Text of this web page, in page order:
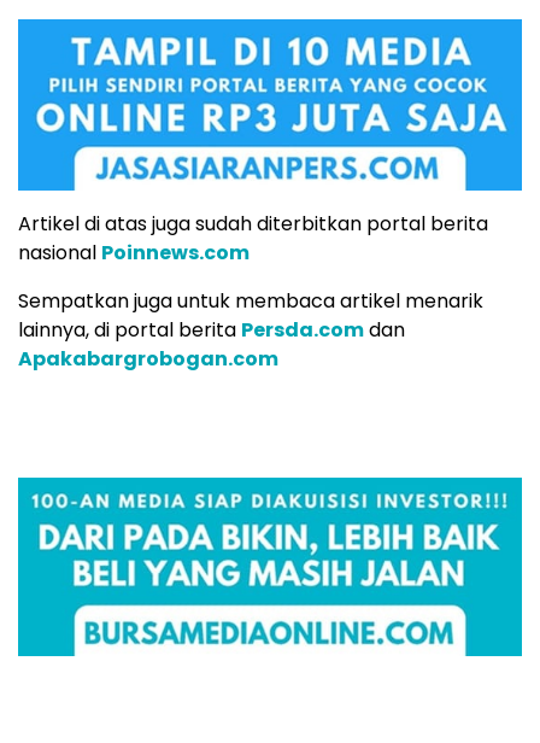
Artikel di atas juga sudah diterbitkan portal berita
nasional Poinnews.com
Sempatkan juga untuk membaca artikel menarik
lainnya, di portal berita Persda.comdan
Apakabargrobogan.com